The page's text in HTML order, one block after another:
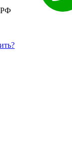
РФ